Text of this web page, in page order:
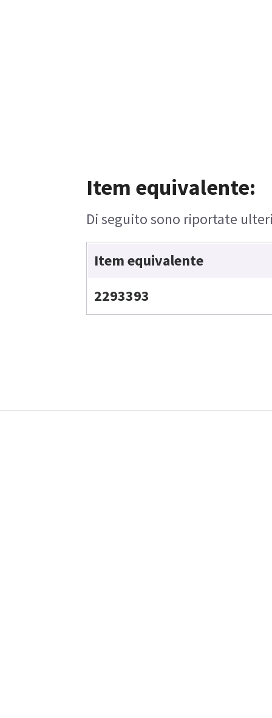
Item equivalente:
Di seguito sono riportate
Item equivalente
2293393